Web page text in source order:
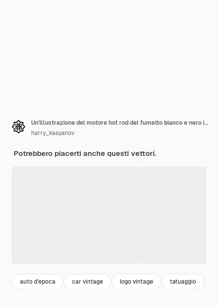
Un'illustrazione del motore hot rod del fumetto bianco e nero isolata su uno sfondo scuro
harry_kasyanov
Potrebbero piacerti anche questi vettori.
auto d'epoca car vintage logo vintage tatuaggio